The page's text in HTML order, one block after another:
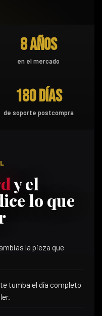
8 años
en el mercado
180 días
de soporte postcompra
y el
lo que
la pieza que
tumba el día completo